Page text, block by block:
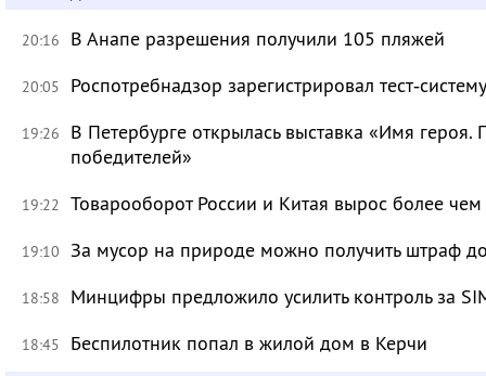
20:16 В Анапе разрешения получили 105 пляжей
20:05 Роспотребнадзор зарегистрировал
19:26
В Петербурге открылась выставка «Имя героя.
победителей»
19:22 Товарооборот России и Китая вырос более чем
19:10 За мусор на природе можно получить штраф
18:58 Минцифры предложило усилить контроль за
18:45 Беспилотник попал в жилой дом в Керчи